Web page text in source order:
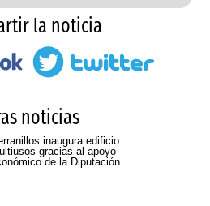
la noticia
noticias
inaugura edificio
gracias al apoyo
de la Diputación